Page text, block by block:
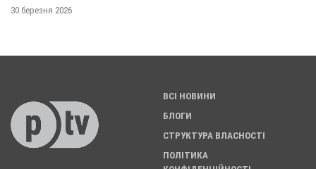
30 березня 2026
ВСІ НОВИНИ
БЛОГИ
СТРУКТУРА ВЛАСНОСТІ
ПОЛІТИКА